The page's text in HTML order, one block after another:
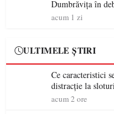
Dumbrăvița în
acum 1 zi
ULTIMELE ȘTIRI
Ce caracteristici
distracție la
acum 2 ore